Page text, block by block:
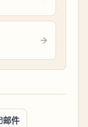
邮件